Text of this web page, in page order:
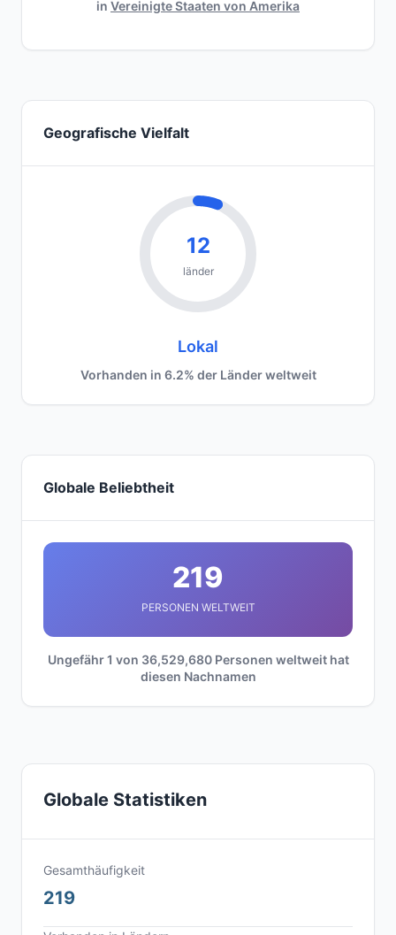
in Vereinigte Staaten von Amerika
Geografische Vielfalt
12
länder
Lokal
Vorhanden in 6.2% der Länder weltweit
Globale Beliebtheit
219
PERSONEN WELTWEIT
Ungefähr 1 von 36,529,680 Personen weltweit hat
diesen Nachnamen
Globale Statistiken
Gesamthäufigkeit
219